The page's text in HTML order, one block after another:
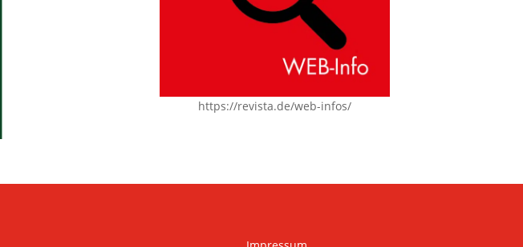
https://revista.de/web-infos/